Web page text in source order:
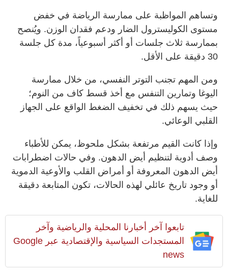
وتساهم المواظبة على ممارسة الرياضة في خفض
مستوى الكوليسترول الضار ودعم فقدان الوزن. ويُنصح
بممارسة ثلاث جلسات أو أكثر أسبوعياً، مدة كل جلسة
30 دقيقة على الأقل.
ومن المهم تجنب التوتر النفسي، من خلال ممارسة
اليوغا وتمارين التنفس مع أخذ قسط كاف من النوم؛
حيث يسهم ذلك في تخفيف الضغط الواقع على الجهاز
القلبي الوعائي.
وإذا كانت القيم مرتفعة بشكل ملحوظ، يمكن للأطباء
وصف أدوية لتنظيم أيض الدهون. وفي حالات اضطرابات
أيض الدهون المعروفة أو أمراض القلب والأوعية الدموية
أو وجود تاريخ عائلي لهذه الحالات، تكون المتابعة دقيقة
للغاية.
تابعوا آخر أخبارنا المحلية والرياضية وآخر
المستجدات السياسية والإقتصادية عبر Google
news